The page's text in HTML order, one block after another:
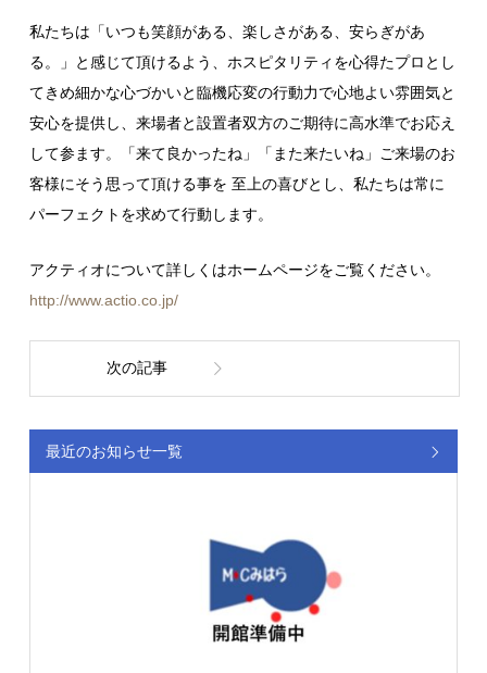
私たちは「いつも笑顔がある、楽しさがある、安らぎがあ
る。」と感じて頂けるよう、ホスピタリティを心得たプロとし
てきめ細かな心づかいと臨機応変の行動力で心地よい雰囲気と
安心を提供し、来場者と設置者双方のご期待に高水準でお応え
して参ます。「来て良かったね」「また来たいね」ご来場のお
客様にそう思って頂ける事を 至上の喜びとし、私たちは常に
パーフェクトを求めて行動します。
アクティオについて詳しくはホームページをご覧ください。
http://www.actio.co.jp/
次の記事
最近のお知らせ一覧